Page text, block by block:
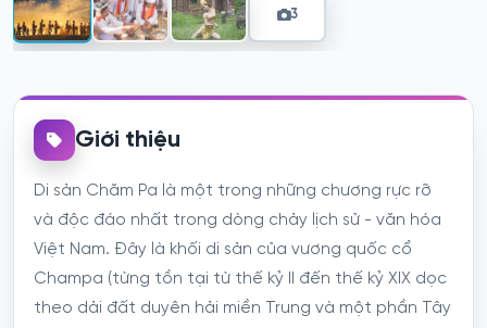
3
Giới thiệu
Di sản Chăm Pa là một trong những chương rực rỡ
và độc đáo nhất trong dòng chảy lịch sử - văn hóa
Việt Nam. Đây là khối di sản của vương quốc cổ
Champa (từng tồn tại từ thế kỷ II đến thế kỷ XIX dọc
theo dải đất duyên hải miền Trung và một phần Tây